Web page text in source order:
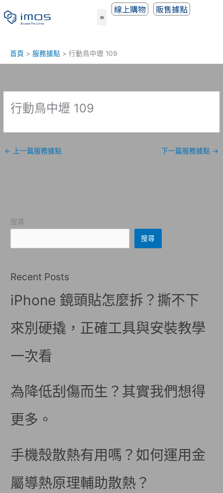
至
線上購物 販售據點
首頁 服務據點 行動鳥中壢 109
行動鳥中壢 109
← 上一篇服務據點 下一篇服務據點 →
搜尋
搜尋
Recent Posts
iPhone 鏡頭貼怎麼拆？撕不下
來別硬撬，正確工具與安裝教學
一次看
為降低刮傷而生？其實我們想得
更多。
手機殼散熱有用嗎？如何運用金
屬導熱原理輔助散熱？